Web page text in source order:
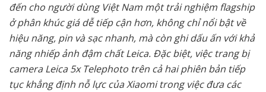
đến cho người dùng Việt Nam một trải nghiệm flagship
ở phân khúc giá dễ tiếp cận hơn, không chỉ nổi bật về
hiệu năng, pin và sạc nhanh, mà còn ghi dấu ấn với khả
năng nhiếp ảnh đậm chất Leica. Đặc biệt, việc trang bị
camera Leica 5x Telephoto trên cả hai phiên bản tiếp
tục khẳng định nỗ lực của Xiaomi trong việc đưa các